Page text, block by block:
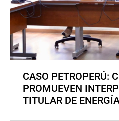
CASO PETROPERÚ:
PROMUEVEN
TITULAR DE